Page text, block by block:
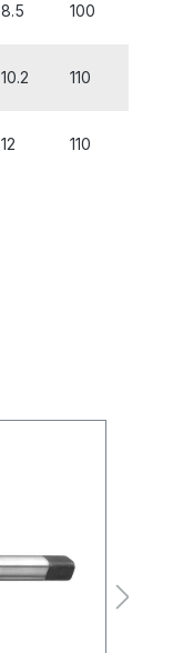
8.5 100
10.2 110
12 110